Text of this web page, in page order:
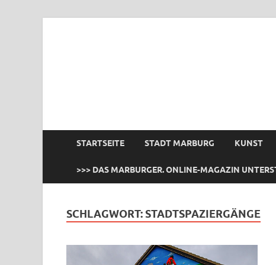
STARTSEITE STADT MARBURG KUNST
>>> DAS MARBURGER. ONLINE-MAGAZIN
SCHLAGWORT: STADTSPAZIERGÄNGE